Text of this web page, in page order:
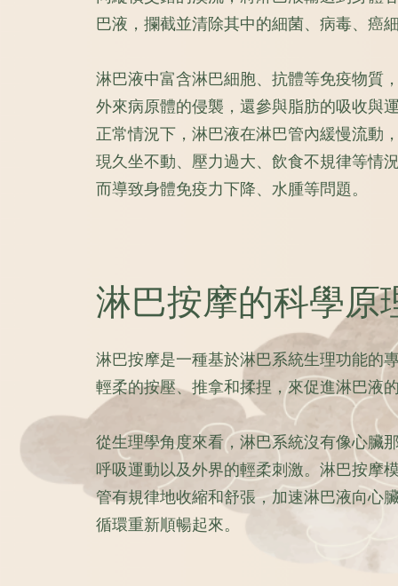
巴液，攔截並清除其中的細菌、病毒、癌
淋巴液中富含淋巴細胞、抗體等免疫物質
外來病原體的侵襲，還參與脂肪的吸收與
正常情況下，淋巴液在淋巴管內緩慢流動
現久坐不動、壓力過大、飲食不規律等情
而導致身體免疫力下降、水腫等問題。
淋巴按摩的科學原
淋巴按摩是一種基於淋巴系統生理功能的
輕柔的按壓、推拿和揉捏，來促進淋巴液
從生理學角度來看，淋巴系統沒有像心臟
呼吸運動以及外界的輕柔刺激。淋巴按摩
管有規律地收縮和舒張，加速淋巴液向心
循環重新順暢起來。